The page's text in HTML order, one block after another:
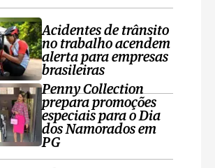
Acidentes de trânsito
no trabalho acendem
alerta para empresas
brasileiras
Penny Collection
prepara promoções
especiais para o Dia
dos Namorados em
PG